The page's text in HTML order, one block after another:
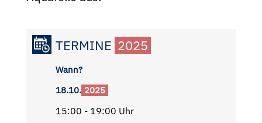
TERMINE 2025
Wann?
18.10. 2025
15:00 - 19:00 Uhr